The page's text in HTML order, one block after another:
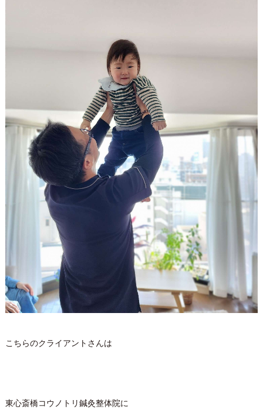
こちらのクライアントさんは
東心斎橋コウノトリ鍼灸整体院に